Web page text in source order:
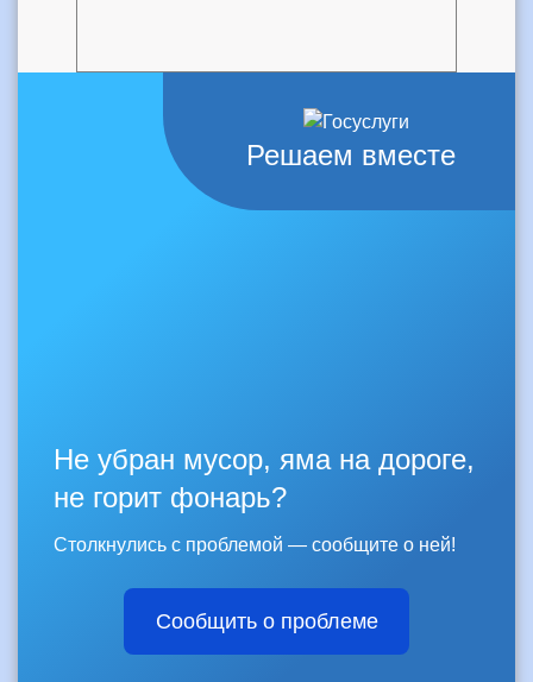
Решаем вместе
Не убран мусор, яма на дороге,
не горит фонарь?
Столкнулись с проблемой — сообщите о ней!
Сообщить о проблеме